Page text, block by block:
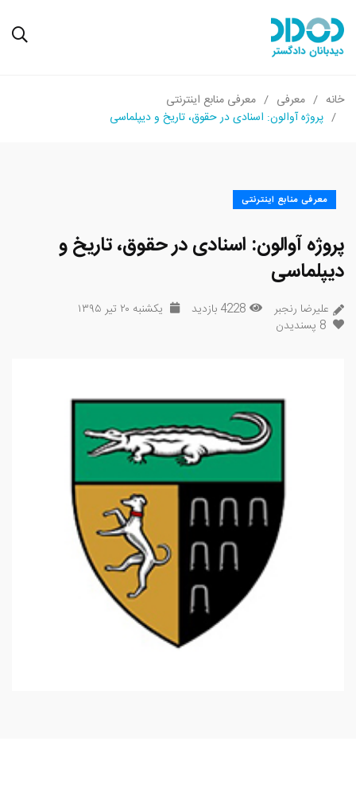
خانه معرفی
معرفی منابع اینترنتی
پروژه آوالون: اسنادی در حقوق، تاریخ و دیپلماسی
معرفی منابع اینترنتی
پروژه آوالون: اسنادی در حقوق، تاریخ و
دیپلماسی
علیرضا رنجبر 4228 بازدید
یکشنبه ۲۰ تیر ۱۳۹۵
8 پسندیدن